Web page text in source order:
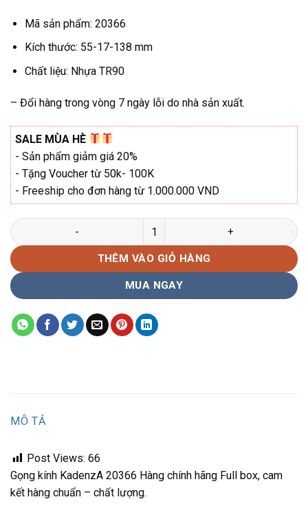
₫400.000.
Mã sản phẩm: 20366
Kích thước: 55-17-138 mm
Chất liệu: Nhựa TR90
– Đổi hàng trong vòng 7 ngày lỗi do nhà sản xuất.
SALE MÙA HÈ
- Sản phẩm giảm giá 20%
- Tặng Voucher từ 50k- 100K
- Freeship cho đơn hàng từ 1.000.000 VND
Gọng kính KadenzA 20366 Hàng chính hãng số lượng
THÊM VÀO GIỎ HÀNG
MUA NGAY
MÔ TẢ
Post Views: 66
Gọng kính KadenzA 20366 Hàng chính hãng Full box, cam
kết hàng chuẩn – chất lượng.